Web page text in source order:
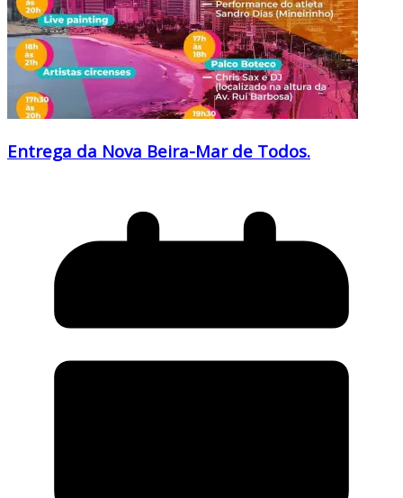
Entrega da Nova Beira-Mar de Todos.